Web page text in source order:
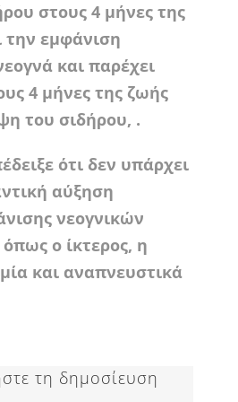
στους 4 μήνες της
την εμφάνιση
και παρέχει
4 μήνες της ζωής
του σιδήρου, .
ότι δεν υπάρχει
αύξηση
νεογνικών
ο ίκτερος, η
και αναπνευστικά
τη δημοσίευση